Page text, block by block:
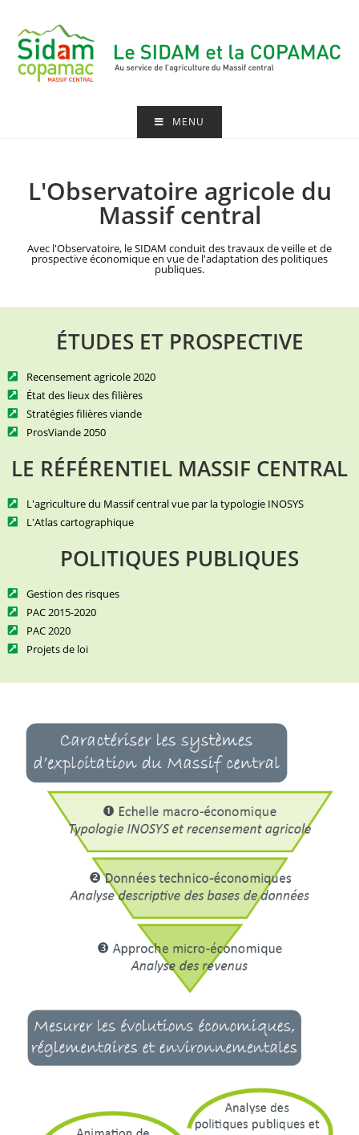
MENU
L'Observatoire agricole du
Massif central
Avec l'Observatoire, le SIDAM conduit des travaux de veille et de
prospective économique en vue de l'adaptation des politiques
publiques.
ÉTUDES ET PROSPECTIVE
Recensement agricole 2020
État des lieux des filières
Stratégies filières viande
ProsViande 2050
LE RÉFÉRENTIEL MASSIF CENTRAL
L'agriculture du Massif central vue par la typologie INOSYS
L'Atlas cartographique
POLITIQUES PUBLIQUES
Gestion des risques
PAC 2015-2020
PAC 2020
Projets de loi